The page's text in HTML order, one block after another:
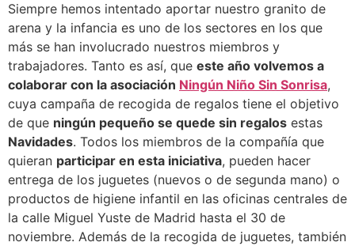
Siempre hemos intentado aportar nuestro granito de
arena y la infancia es uno de los sectores en los que
más se han involucrado nuestros miembros y
trabajadores. Tanto es así, que este año volvemos a
colaborar con la asociación Ningún Niño Sin Sonrisa,
cuya campaña de recogida de regalos tiene el objetivo
de que ningún pequeño se quede sin regalos estas
Navidades. Todos los miembros de la compañía que
quieran participar en esta iniciativa, pueden hacer
entrega de los juguetes (nuevos o de segunda mano) o
productos de higiene infantil en las oficinas centrales de
la calle Miguel Yuste de Madrid hasta el 30 de
noviembre. Además de la recogida de juguetes, también